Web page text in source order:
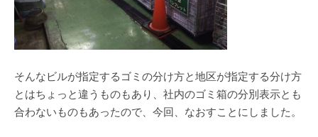
そんなビルが指定するゴミの分け方と地区が指定する分け方
とはちょっと違うものもあり、社内のゴミ箱の分別表示とも
合わないものもあったので、今回、なおすことにしました。